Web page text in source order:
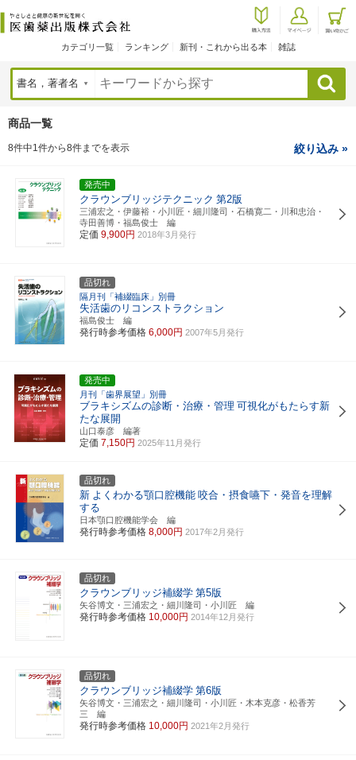
カテゴリ一覧 ランキング 新刊・これから出る本 雑誌
検索
商品一覧
8件中1件から8件までを表示 絞り込み »
発売中
クラウンブリッジテクニック 第2版
三浦宏之・伊藤裕・小川匠・細川隆司・石橋寛二・川和忠治・
寺田善博・福島俊士 編
定価 9,900円 2018年3月発行
品切れ
隔月刊「補綴臨床」別冊
失活歯のリコンストラクション
福島俊士 編
発行時参考価格 6,000円 2007年5月発行
発売中
月刊「歯界展望」別冊
ブラキシズムの診断・治療・管理 可視化がもたらす新
たな展開
山口泰彦 編著
定価 7,150円 2025年11月発行
品切れ
新 よくわかる顎口腔機能 咬合・摂食嚥下・発音を理解
する
日本顎口腔機能学会 編
発行時参考価格 8,000円 2017年2月発行
品切れ
クラウンブリッジ補綴学 第5版
矢谷博文・三浦宏之・細川隆司・小川匠 編
発行時参考価格 10,000円 2014年12月発行
品切れ
クラウンブリッジ補綴学 第6版
矢谷博文・三浦宏之・細川隆司・小川匠・木本克彦・松香芳
三 編
発行時参考価格 10,000円 2021年2月発行